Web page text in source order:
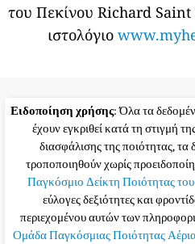
του Πεκίνου Richard Saint
ιστολόγιο
Ειδοποίηση χρήσης: Όλα τα
έχουν εγκριθεί κατά τη στιγμή
διασφάλισης της ποιότητας,
τροποποιηθούν χωρίς
Παγκόσμιο Δείκτη Ποιότητας
εύλογες δεξιότητες και
περιεχομένου αυτών των
Ομάδα Παγκόσμιας Ποιότητας